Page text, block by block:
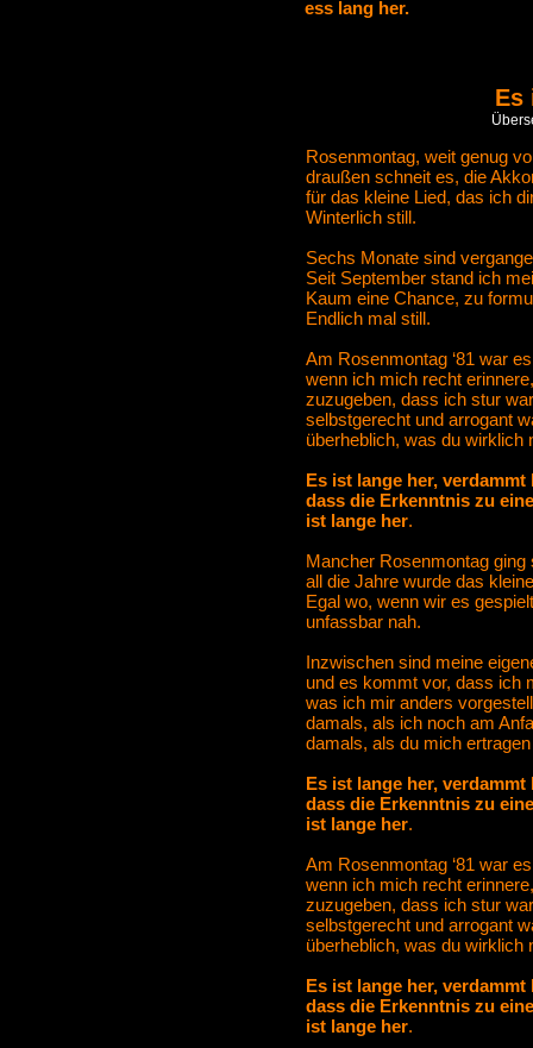
ess lang her.
Es
Rosenmontag, weit genug
draußen schneit es, die
für das kleine Lied, das ich
Winterlich still.
Sechs Monate sind
Seit September stand ich
Kaum eine Chance, zu
Endlich mal still.
Am Rosenmontag ‘81 war
wenn ich mich recht
zuzugeben, dass ich stur
selbstgerecht und arrogant
überheblich, was du wirklich
Es ist lange her, verdammt
dass die Erkenntnis zu
ist lange her.
Mancher Rosenmontag ging
all die Jahre wurde das
Egal wo, wenn wir es
unfassbar nah.
Inzwischen sind meine
und es kommt vor, dass ich
was ich mir anders
damals, als ich noch am
damals, als du mich
Es ist lange her, verdammt
dass die Erkenntnis zu
ist lange her.
Am Rosenmontag ‘81 war
wenn ich mich recht
zuzugeben, dass ich stur
selbstgerecht und arrogant
überheblich, was du wirklich
Es ist lange her, verdammt
dass die Erkenntnis zu
ist lange her.